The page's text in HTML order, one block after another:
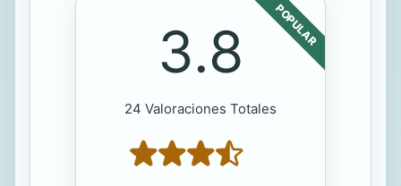
POPULAR
3.8
24 Valoraciones Totales